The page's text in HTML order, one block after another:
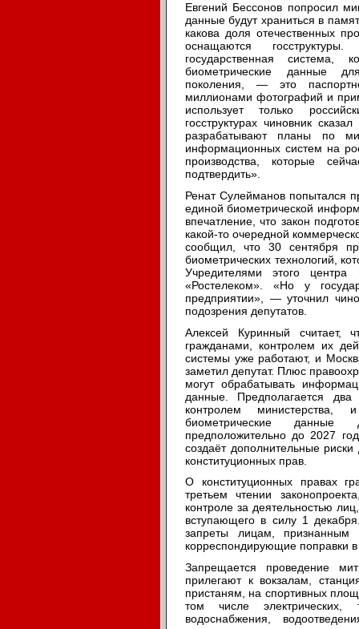
Евгений Бессонов попросил
данные будут храниться в
какова доля отечественных
оснащаются
государственная система,
биометрические данные
поколения, — это
миллионами фотографий и
использует только
госструктурах чиновник
разрабатывают планы по
информационных систем на
производства, которые
подтвердить».
Ренат Сулейманов попытался
единой биометрической
впечатление, что закон
какой-то очередной
сообщил, что 30 сентября
биометрических технологий,
Учредителями этого центра
«Ростелеком». «Но у
предприятии», — уточнил
подозрения депутатов.
Алексей Куринный считает,
гражданами, контролем их
системы уже работают, и
заметил депутат. Плюс
могут обрабатывать
данные. Предполагается
контролем министерства,
биометрические данные
предположительно до 2027
создаёт дополнительные
конституционных прав.
О конституционных правах
третьем чтении
контроле за деятельностью
вступающего в силу 1
запреты лицам, признанным
корреспондирующие поправки
Запрещается проведение
прилегают к вокзалам,
пристаням, на спортивных
том числе электрических,
водоснабжения,